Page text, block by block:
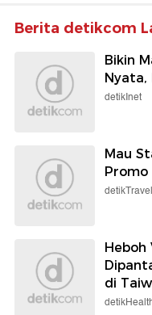
Berita detikcom
Bikin
Nyata,
detikInet
Mau
Promo
detikTravel
Heboh
di